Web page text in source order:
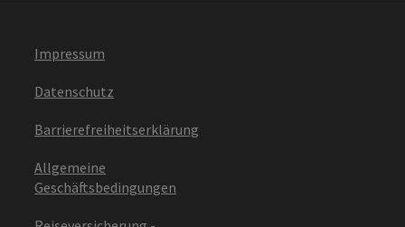
Impressum
Datenschutz
Barrierefreiheitserklärung
Allgemeine
Geschäftsbedingungen